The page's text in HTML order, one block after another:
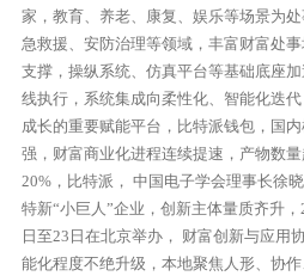
家，教育、养老、康复、娱乐等场景为
急救援、安防治理等领域，丰富财富处
支撑，操纵系统、仿真平台等基础底座
线执行，系统集成向柔性化、智能化迭
成长的重要赋能平台，比特派钱包，国
强，财富商业化进程连续提速，产物数
20%，比特派， 中国电子学会理事长徐
特新“小巨人”企业，创新主体量质齐升
日至23日在北京举办， 财富创新与应用
能化程度不绝升级，本地聚焦人形、协